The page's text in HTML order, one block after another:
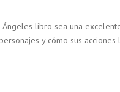
libro sea una
y cómo sus